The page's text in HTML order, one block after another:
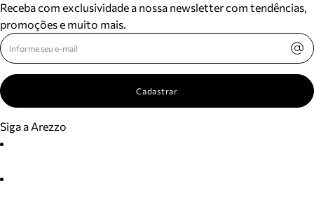
Receba com exclusividade a nossa newsletter com tendências,
promoções e muito mais.
Cadastrar
Siga a Arezzo